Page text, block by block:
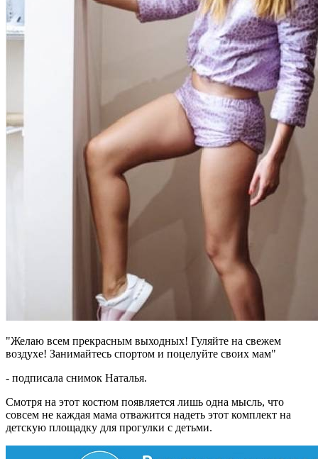
"Желаю всем прекрасным выходных! Гуляйте на свежем
воздухе! Занимайтесь спортом и поцелуйте своих мам"
- подписала снимок Наталья.
Смотря на этот костюм появляется лишь одна мысль, что
совсем не каждая мама отважится надеть этот комплект на
детскую площадку для прогулки с детьми.